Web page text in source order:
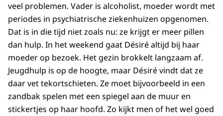
veel problemen. Vader is alcoholist, moeder wordt met
periodes in psychiatrische ziekenhuizen opgenomen.
Dat is in die tijd niet zoals nu: ze krijgt er meer pillen
dan hulp. In het weekend gaat Désiré altijd bij haar
moeder op bezoek. Het gezin brokkelt langzaam af.
Jeugdhulp is op de hoogte, maar Désiré vindt dat ze
daar vet tekortschieten. Ze moet bijvoorbeeld in een
zandbak spelen met een spiegel aan de muur en
stickertjes op haar hoofd. Zo kijkt men of het wel goed